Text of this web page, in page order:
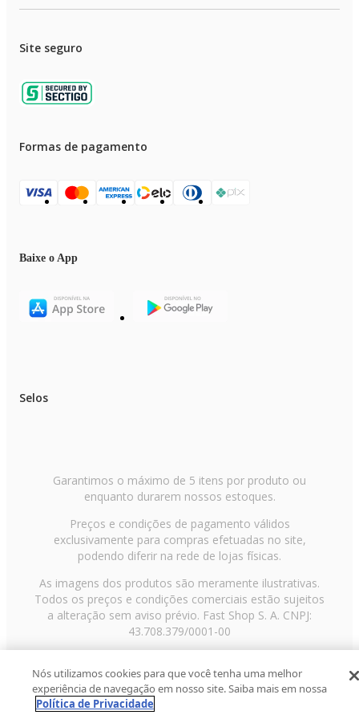
Site seguro
Formas de pagamento
Baixe o App
Selos
Garantimos o máximo de 5 itens por produto ou
enquanto durarem nossos estoques.
Preços e condições de pagamento válidos
exclusivamente para compras efetuadas no site,
podendo diferir na rede de lojas físicas.
As imagens dos produtos são meramente ilustrativas.
Todos os preços e condições comerciais estão sujeitos
a alteração sem aviso prévio. Fast Shop S. A. CNPJ:
43.708.379/0001-00
Paulo/SP, CEP 02029-001, Telefone: 11 3003-3728 ©
2013 Fast Shop - Todos os direitos reservadosRF
Nós utilizamos cookies para que você tenha uma melhor
experiência de navegação em nosso site. Saiba mais em nossa
Política de Privacidade